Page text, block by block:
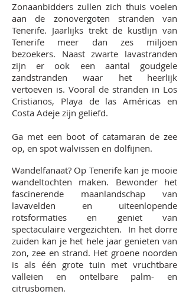
Zonaanbidders zullen zich thuis voelen
aan de zonovergoten stranden van
Tenerife. Jaarlijks trekt de kustlijn van
Tenerife meer dan zes miljoen
bezoekers. Naast zwarte lavastranden
zijn er ook een aantal goudgele
zandstranden waar het heerlijk
vertoeven is. Vooral de stranden in Los
Cristianos, Playa de las Américas en
Costa Adeje zijn geliefd.
Ga met een boot of catamaran de zee
op, en spot walvissen en dolfijnen.
Wandelfanaat? Op Tenerife kan je mooie
wandeltochten maken. Bewonder het
fascinerende maanlandschap van
lavavelden en uiteenlopende
rotsformaties en geniet van
spectaculaire vergezichten. In het dorre
zuiden kan je het hele jaar genieten van
zon, zee en strand. Het groene noorden
is als één grote tuin met vruchtbare
valleien en ontelbare palm- en
citrusbomen.